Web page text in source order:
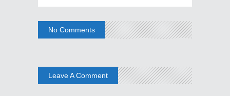
No Comments
Leave A Comment